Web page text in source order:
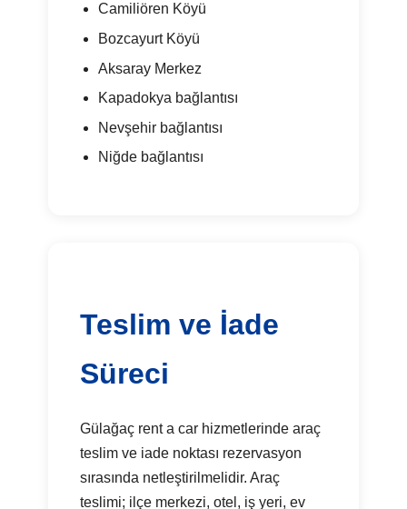
Camiliören Köyü
Bozcayurt Köyü
Aksaray Merkez
Kapadokya bağlantısı
Nevşehir bağlantısı
Niğde bağlantısı
Teslim ve İade
Süreci
Gülağaç rent a car hizmetlerinde araç
teslim ve iade noktası rezervasyon
sırasında netleştirilmelidir. Araç
teslimi; ilçe merkezi, otel, iş yeri, ev